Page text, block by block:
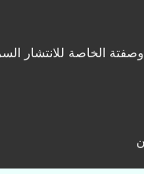
الخاصة للانتشار